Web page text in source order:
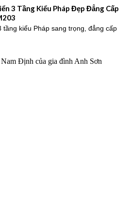
3 Tầng Kiểu Pháp Đẹp Đẳng Cấp
tầng kiểu Pháp sang trọng, đẳng cấp